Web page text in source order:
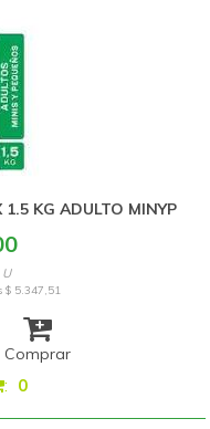
KG ADULTO MINYP
$ 5.347,51
Comprar
: 0